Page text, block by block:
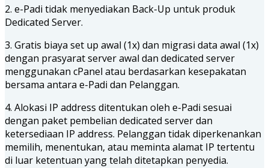
2. e-Padi tidak menyediakan Back-Up untuk produk
Dedicated Server.
3. Gratis biaya set up awal (1x) dan migrasi data awal (1x)
dengan prasyarat server awal dan dedicated server
menggunakan cPanel atau berdasarkan kesepakatan
bersama antara e-Padi dan Pelanggan.
4. Alokasi IP address ditentukan oleh e-Padi sesuai
dengan paket pembelian dedicated server dan
ketersediaan IP address. Pelanggan tidak diperkenankan
memilih, menentukan, atau meminta alamat IP tertentu
di luar ketentuan yang telah ditetapkan penyedia.